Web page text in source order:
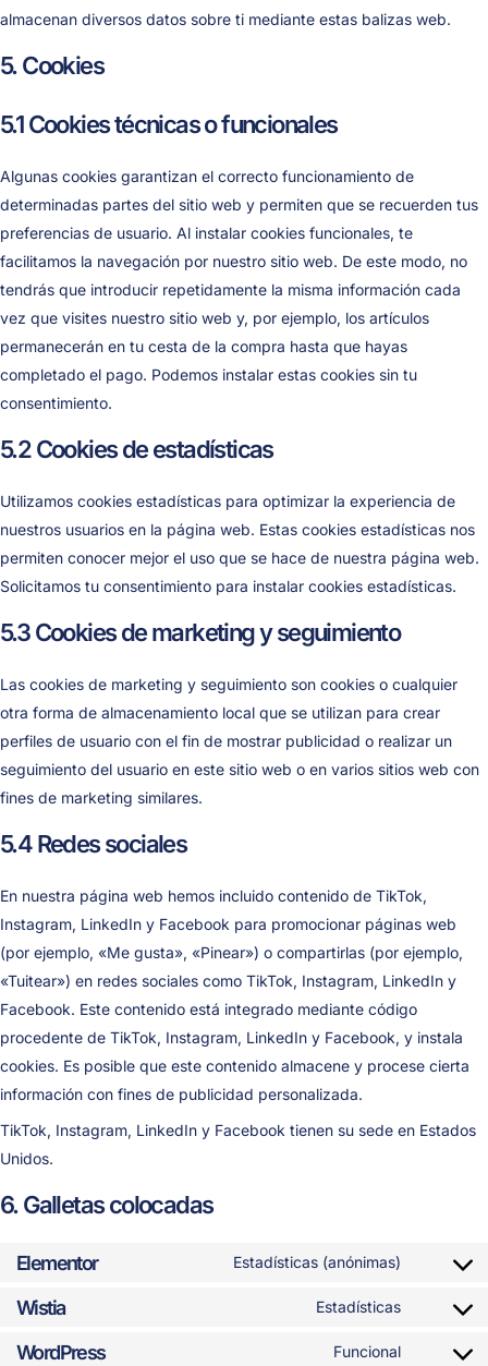
almacenan diversos datos sobre ti mediante estas balizas web.
5. Cookies
5.1 Cookies técnicas o funcionales
Algunas cookies garantizan el correcto funcionamiento de
determinadas partes del sitio web y permiten que se recuerden tus
preferencias de usuario. Al instalar cookies funcionales, te
facilitamos la navegación por nuestro sitio web. De este modo, no
tendrás que introducir repetidamente la misma información cada
vez que visites nuestro sitio web y, por ejemplo, los artículos
permanecerán en tu cesta de la compra hasta que hayas
completado el pago. Podemos instalar estas cookies sin tu
consentimiento.
5.2 Cookies de estadísticas
Utilizamos cookies estadísticas para optimizar la experiencia de
nuestros usuarios en la página web. Estas cookies estadísticas nos
permiten conocer mejor el uso que se hace de nuestra página web.
Solicitamos tu consentimiento para instalar cookies estadísticas.
5.3 Cookies de marketing y seguimiento
Las cookies de marketing y seguimiento son cookies o cualquier
otra forma de almacenamiento local que se utilizan para crear
perfiles de usuario con el fin de mostrar publicidad o realizar un
seguimiento del usuario en este sitio web o en varios sitios web con
fines de marketing similares.
5.4 Redes sociales
En nuestra página web hemos incluido contenido de TikTok,
Instagram, LinkedIn y Facebook para promocionar páginas web
(por ejemplo, «Me gusta», «Pinear») o compartirlas (por ejemplo,
«Tuitear») en redes sociales como TikTok, Instagram, LinkedIn y
Facebook. Este contenido está integrado mediante código
procedente de TikTok, Instagram, LinkedIn y Facebook, y instala
cookies. Es posible que este contenido almacene y procese cierta
información con fines de publicidad personalizada.
TikTok, Instagram, LinkedIn y Facebook tienen su sede en Estados
Unidos.
6. Galletas colocadas
Elementor Estadísticas (anónimas)
Wistia Estadísticas
WordPress Funcional